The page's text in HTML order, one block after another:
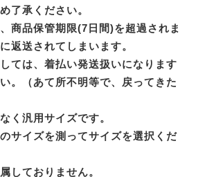
了承ください。
商品保管期限(7日間)を超過されま
返送されてしまいます。
ては、着払い発送扱いになります
。（あて所不明等で、戻ってきた
く汎用サイズです。
サイズを測ってサイズを選択くだ
しておりません。